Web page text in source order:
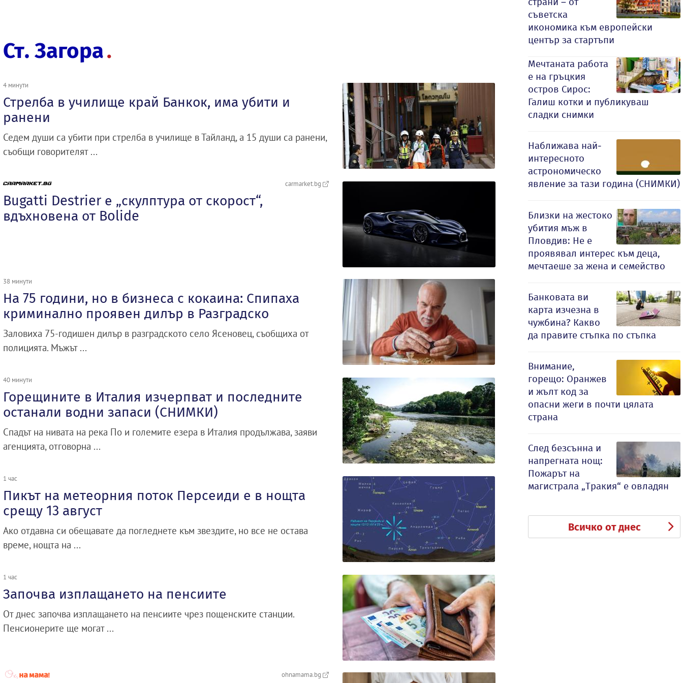
Ст. Загора
4 минути
Стрелба в училище край Банкок, има убити и
ранени
Седем души са убити при стрелба в училище в Тайланд, а 15 души са ранени,
съобщи говорителят ...
carmarket.bg
Bugatti Destrier е „скулптура от скорост“,
вдъхновена от Bolide
38 минути
На 75 години, но в бизнеса с кокаина: Спипаха
криминално проявен дилър в Разградско
Заловиха 75-годишен дилър в разградското село Ясеновец, съобщиха от
полицията. Мъжът ...
40 минути
Горещините в Италия изчерпват и последните
останали водни запаси (СНИМКИ)
Спадът на нивата на река По и големите езера в Италия продължава, заяви
агенцията, отговорна ...
1 час
Пикът на метеорния поток Персеиди е в нощта
срещу 13 август
Ако отдавна си обещавате да погледнете към звездите, но все не остава
време, нощта на ...
1 час
Започва изплащането на пенсиите
От днес започва изплащането на пенсиите чрез пощенските станции.
Пенсионерите ще могат ...
ohnamama.bg
съветска
икономика към европейски
център за стартъпи
Мечтаната работа
е на гръцкия
остров Сирос:
Галиш котки и публикуваш
сладки снимки
Наближава най-
интересното
астрономическо
явление за тази година (СНИМКИ)
Близки на жестоко
убития мъж в
Пловдив: Не е
проявявал интерес към деца,
мечтаеше за жена и семейство
Банковата ви
карта изчезна в
чужбина? Какво
да правите стъпка по стъпка
Внимание,
горещо: Оранжев
и жълт код за
опасни жеги в почти цялата
страна
След безсънна и
напрегната нощ:
Пожарът на
магистрала „Тракия“ е овладян
Всичко от днес